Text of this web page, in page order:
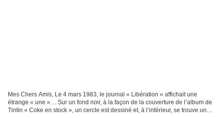
Mes Chers Amis, Le 4 mars 1983, le journal « Libération » affichait une
étrange « une »… Sur un fond noir, à la façon de la couverture de l’album de
Tintin « Coke en stock », un cercle est dessiné et, à l’intérieur, se trouve un